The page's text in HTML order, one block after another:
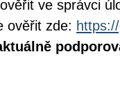
ve správci
ověřit zde: